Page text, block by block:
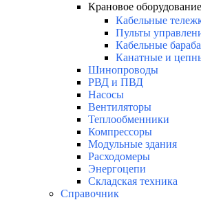
Крановое оборудование
Кабельные
Пульты
Кабельные
Канатные и
Шинопроводы
РВД и ПВД
Насосы
Вентиляторы
Теплообменники
Компрессоры
Модульные здания
Расходомеры
Энергоцепи
Складская техника
Справочник